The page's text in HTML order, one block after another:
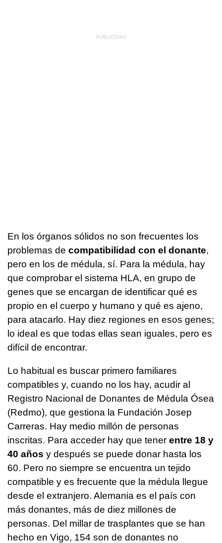
En los órganos sólidos no son frecuentes los
problemas de compatibilidad con el donante,
pero en los de médula, sí. Para la médula, hay
que comprobar el sistema HLA, en grupo de
genes que se encargan de identificar qué es
propio en el cuerpo y humano y qué es ajeno,
para atacarlo. Hay diez regiones en esos genes;
lo ideal es que todas ellas sean iguales, pero es
difícil de encontrar.
Lo habitual es buscar primero familiares
compatibles y, cuando no los hay, acudir al
Registro Nacional de Donantes de Médula Ósea
(Redmo), que gestiona la Fundación Josep
Carreras. Hay medio millón de personas
inscritas. Para acceder hay que tener entre 18 y
40 años y después se puede donar hasta los
60. Pero no siempre se encuentra un tejido
compatible y es frecuente que la médula llegue
desde el extranjero. Alemania es el país con
más donantes, más de diez millones de
personas. Del millar de trasplantes que se han
hecho en Vigo, 154 son de donantes no